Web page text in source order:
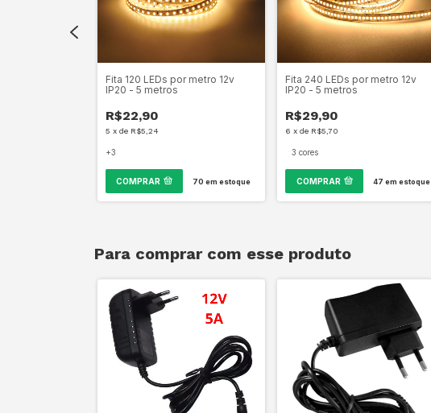
Fita 120 LEDs por metro 12v
IP20 - 5 metros
R$22,90
5 x de R$5,24
+3
COMPRAR 70 em estoque
Fita 240 LEDs por metro 12v
IP20 - 5 metros
R$29,90
6 xde R$5,70
3 cores
COMPRAR 47 em estoque
Para comprar com esse produto